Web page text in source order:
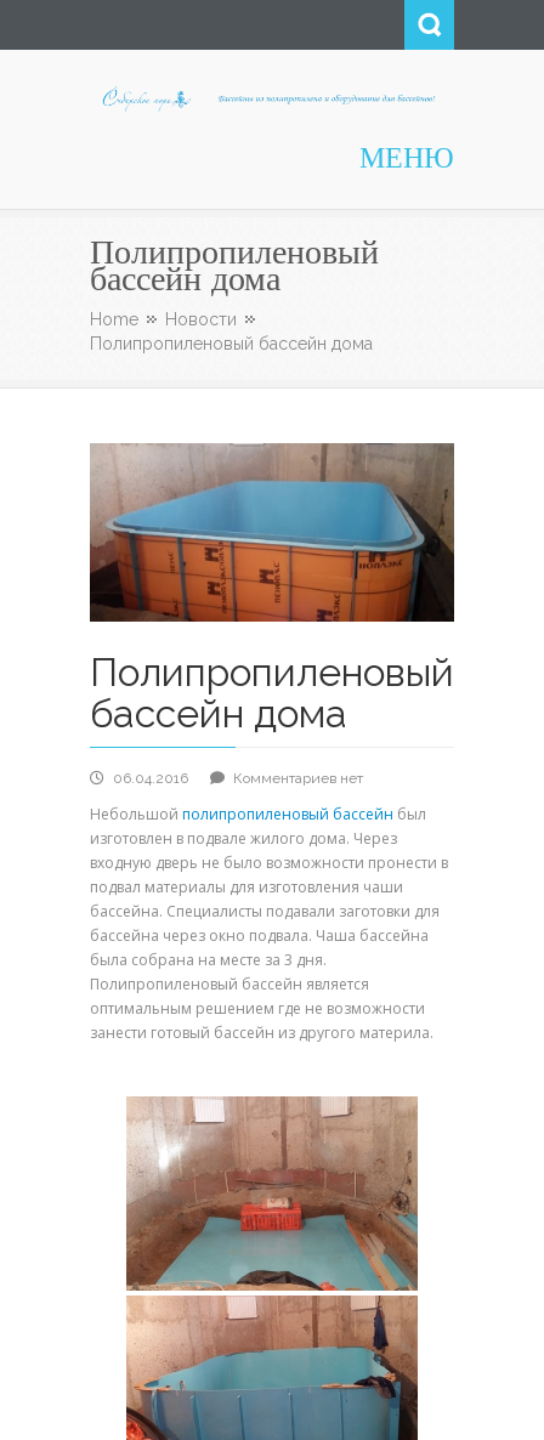
МЕНЮ
Полипропиленовый
бассейн дома
Home
Новости
Полипропиленовый бассейн дома
Полипропиленовый
бассейн дома
06.04.2016 Комментариевк
бассейн
нет
Небольшой полипропиленовый бассейн был
изготовлен в подвале жилого дома. Через
входную дверь не было возможности пронести в
подвал материалы для изготовления чаши
бассейна. Специалисты подавали заготовки для
бассейна через окно подвала. Чаша бассейна
была собрана на месте за 3 дня.
Полипропиленовый бассейн является
оптимальным решением где не возможности
занести готовый бассейн из другого материла.